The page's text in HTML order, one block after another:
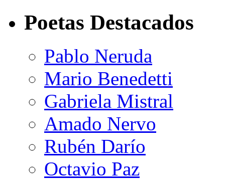
Poetas Destacados
Pablo Neruda
Mario Benedetti
Gabriela Mistral
Amado Nervo
Rubén Darío
Octavio Paz